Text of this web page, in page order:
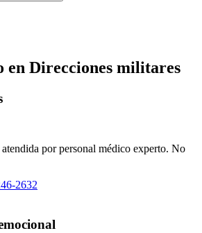
en Direcciones militares
por personal médico experto. No
2632